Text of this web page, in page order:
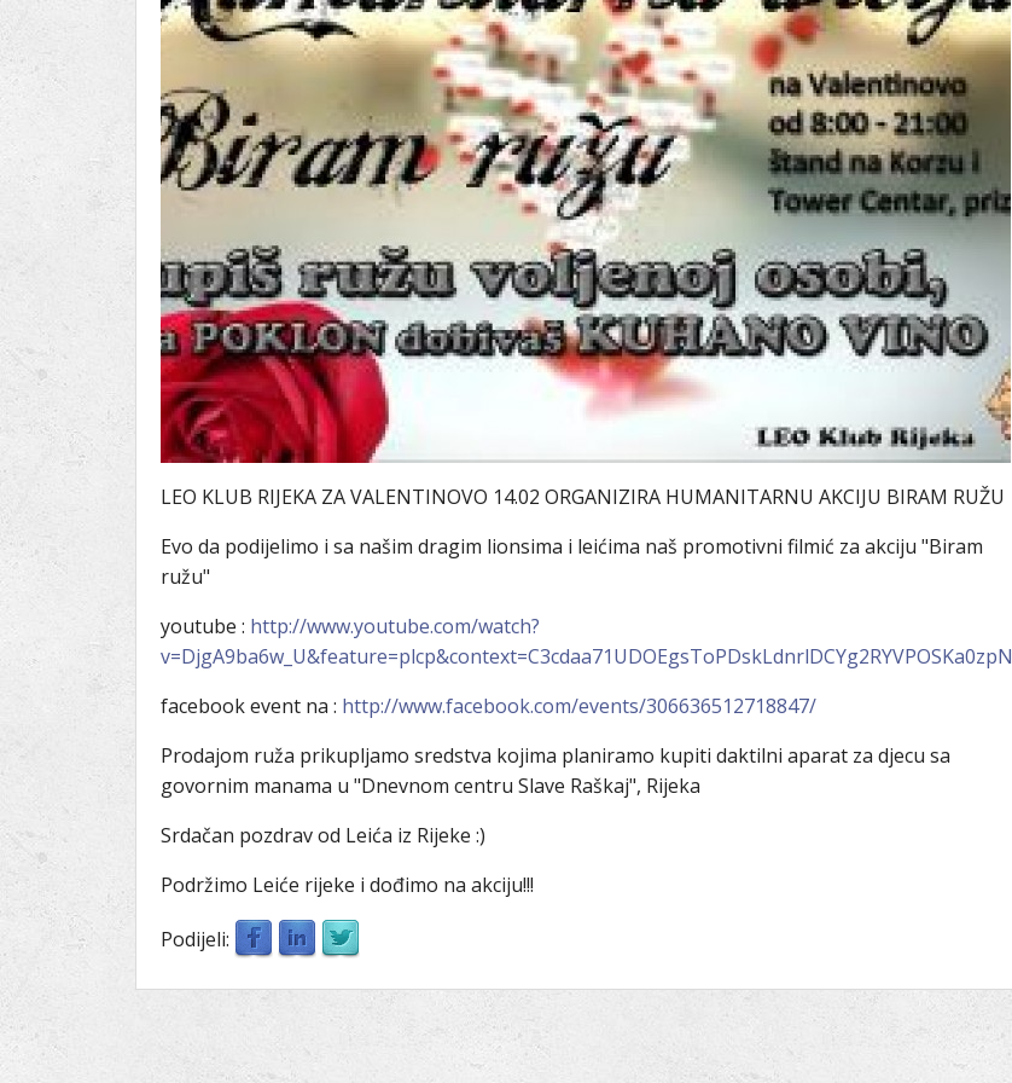
Lions International
Club finder
Podaci o LEO D-126 i kontakt
LEO KLUB RIJEKA ZA VALENTINOVO 14.02 ORGANIZIRA HUMANITARNU AKCIJU BIRAM RUŽU
Evo da podijelimo i sa našim dragim lionsima i leićima naš promotivni filmić za akciju "Biram
ružu"
youtube : http://www.youtube.com/watch?
v=DjgA9ba6w_U&feature=plcp&context=C3cdaa71UDOEgsToPDskLdnrlDCYg2RYVPOSKa0zpN
facebook event na : http://www.facebook.com/events/306636512718847/
Prodajom ruža prikupljamo sredstva kojima planiramo kupiti daktilni aparat za djecu sa
govornim manama u "Dnevnom centru Slave Raškaj", Rijeka
Srdačan pozdrav od Leića iz Rijeke :)
Podržimo Leiće rijeke i dođimo na akciju!!!
Podijeli: